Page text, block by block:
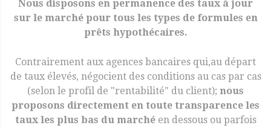
Nous disposons en permanence des taux à jour
sur le marché pour tous les types de formules en
prêts hypothécaires.
Contrairement aux agences bancaires qui,au départ
de taux élevés, négocient des conditions au cas par cas
(selon le profil de "rentabilité" du client); nous
proposons directement en toute transparence les
taux les plus bas du marchéen dessous ou parfois